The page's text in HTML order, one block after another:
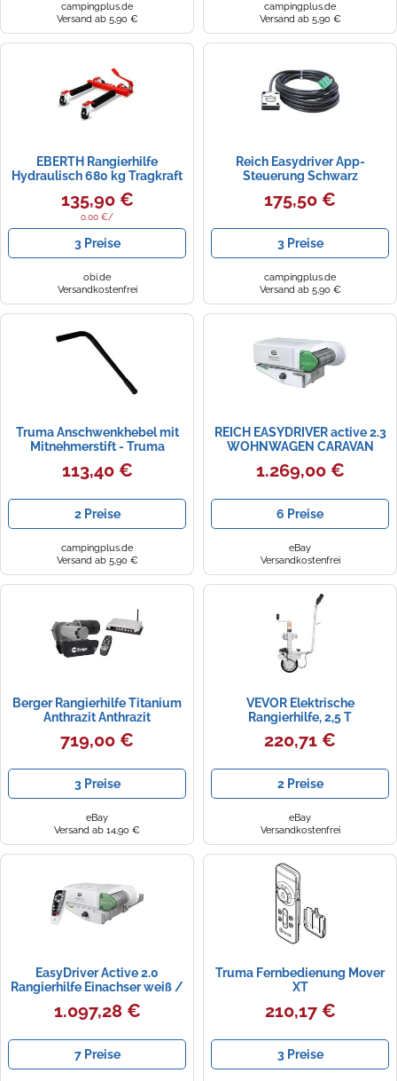
campingplus.de
Versand ab 5,90 €
campingplus.de
Versand ab 5,90 €
EBERTH Rangierhilfe
Hydraulisch 680 kg Tragkraft
für Max Reifenbreite 230 mm
135,90 €
0.00 €/
3 Preise
obi.de
Versandkostenfrei
Reich Easydriver App-
Steuerung Schwarz
175,50 €
3 Preise
campingplus.de
Versand ab 5,90 €
Truma Anschwenkhebel mit
Mitnehmerstift - Truma
Ersatzteil Nr. 60030-04500 -
für Mover SR / S
113,40 €
2 Preise
campingplus.de
Versand ab 5,90 €
REICH EASYDRIVER active 2.3
WOHNWAGEN CARAVAN
RANGIERHILFE MIT...
1.269,00 €
6 Preise
eBay
Versandkostenfrei
Berger Rangierhilfe Titanium
Anthrazit Anthrazit
halbautomatisch
719,00 €
3 Preise
eBay
Versand ab 14,90 €
VEVOR Elektrische
Rangierhilfe, 2,5 T
Anhängelast, 380 W 12 V
motorisiertes Stützrad mit 7
Bewegungsgeschwindigkeit,
einstellbare Klemmhöhe &
Gummireifen, zum Bewegen
von Wohnwagen & Booten
220,71 €
2 Preise
eBay
Versandkostenfrei
EasyDriver Active 2.0
Rangierhilfe Einachser weiß /
grün Active 2.0
1.097,28 €
7 Preise
Truma Fernbedienung Mover
XT
210,17 €
3 Preise